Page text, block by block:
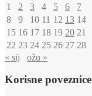
1
2 3 4 5 6
7
8
9 10 11 12 13 14
15 16 17 18 19 20 21
22 23 24 25 26 27 28
« sij
ožu »
Korisne poveznice